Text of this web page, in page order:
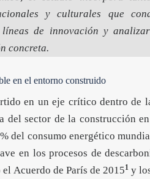
y culturales que
de innovación y
concreta.
en el entorno construido
en un eje crítico dentro de
sector de la construcción
del consumo energético
en los procesos de
Acuerdo de París de 20151 y